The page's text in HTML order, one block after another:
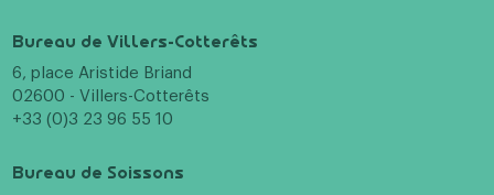
Bureau de Villers-Cotterêts
6, place Aristide Briand
02600 - Villers-Cotterêts
+33 (0)3 23 96 55 10
Bureau de Soissons